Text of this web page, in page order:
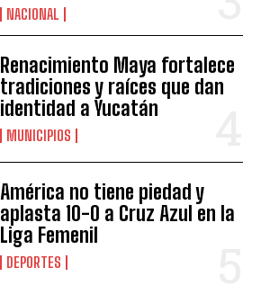
NACIONAL
Renacimiento Maya fortalece
tradiciones y raíces que dan
identidad a Yucatán
MUNICIPIOS
América no tiene piedad y
aplasta 10-0 a Cruz Azul en la
Liga Femenil
DEPORTES